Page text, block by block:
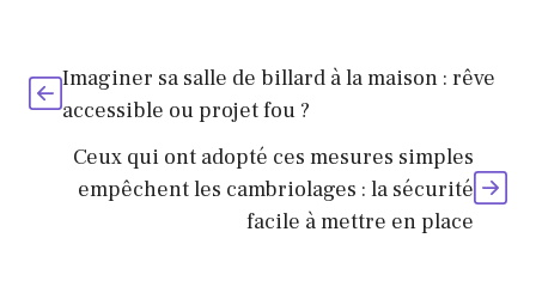
Imaginer sa salle de billard à la maison : rêve
accessible ou projet fou ?
Ceux qui ont adopté ces mesures simples
empêchent les cambriolages : la sécurité
facile à mettre en place